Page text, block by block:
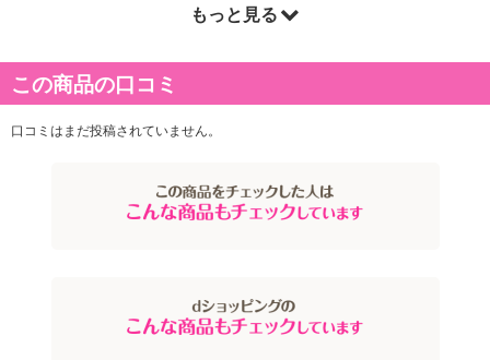
濃厚な味わいの「赤ぶどう」と柔らかな甘味ですっきりとした「白
ぶどう」をバランスよくブレンドし、飲みやすさの中にもコクがあ
・原産国（最終加工地）：日本
・原材料/材質/素材：ぶどう（チリ又はアメリカ又はアルゼンチ
もっと見る
この商品の口コミ
口コミはまだ投稿されていません。